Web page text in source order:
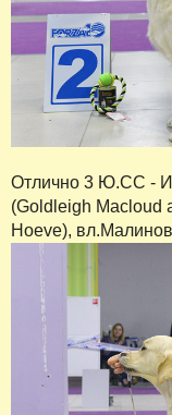
Отлично 3 Ю.СС -
(Goldleigh Macloud
Hoeve),